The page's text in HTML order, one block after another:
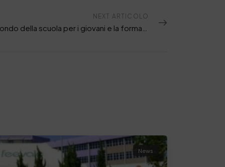
NEXT ARTICOLO
News